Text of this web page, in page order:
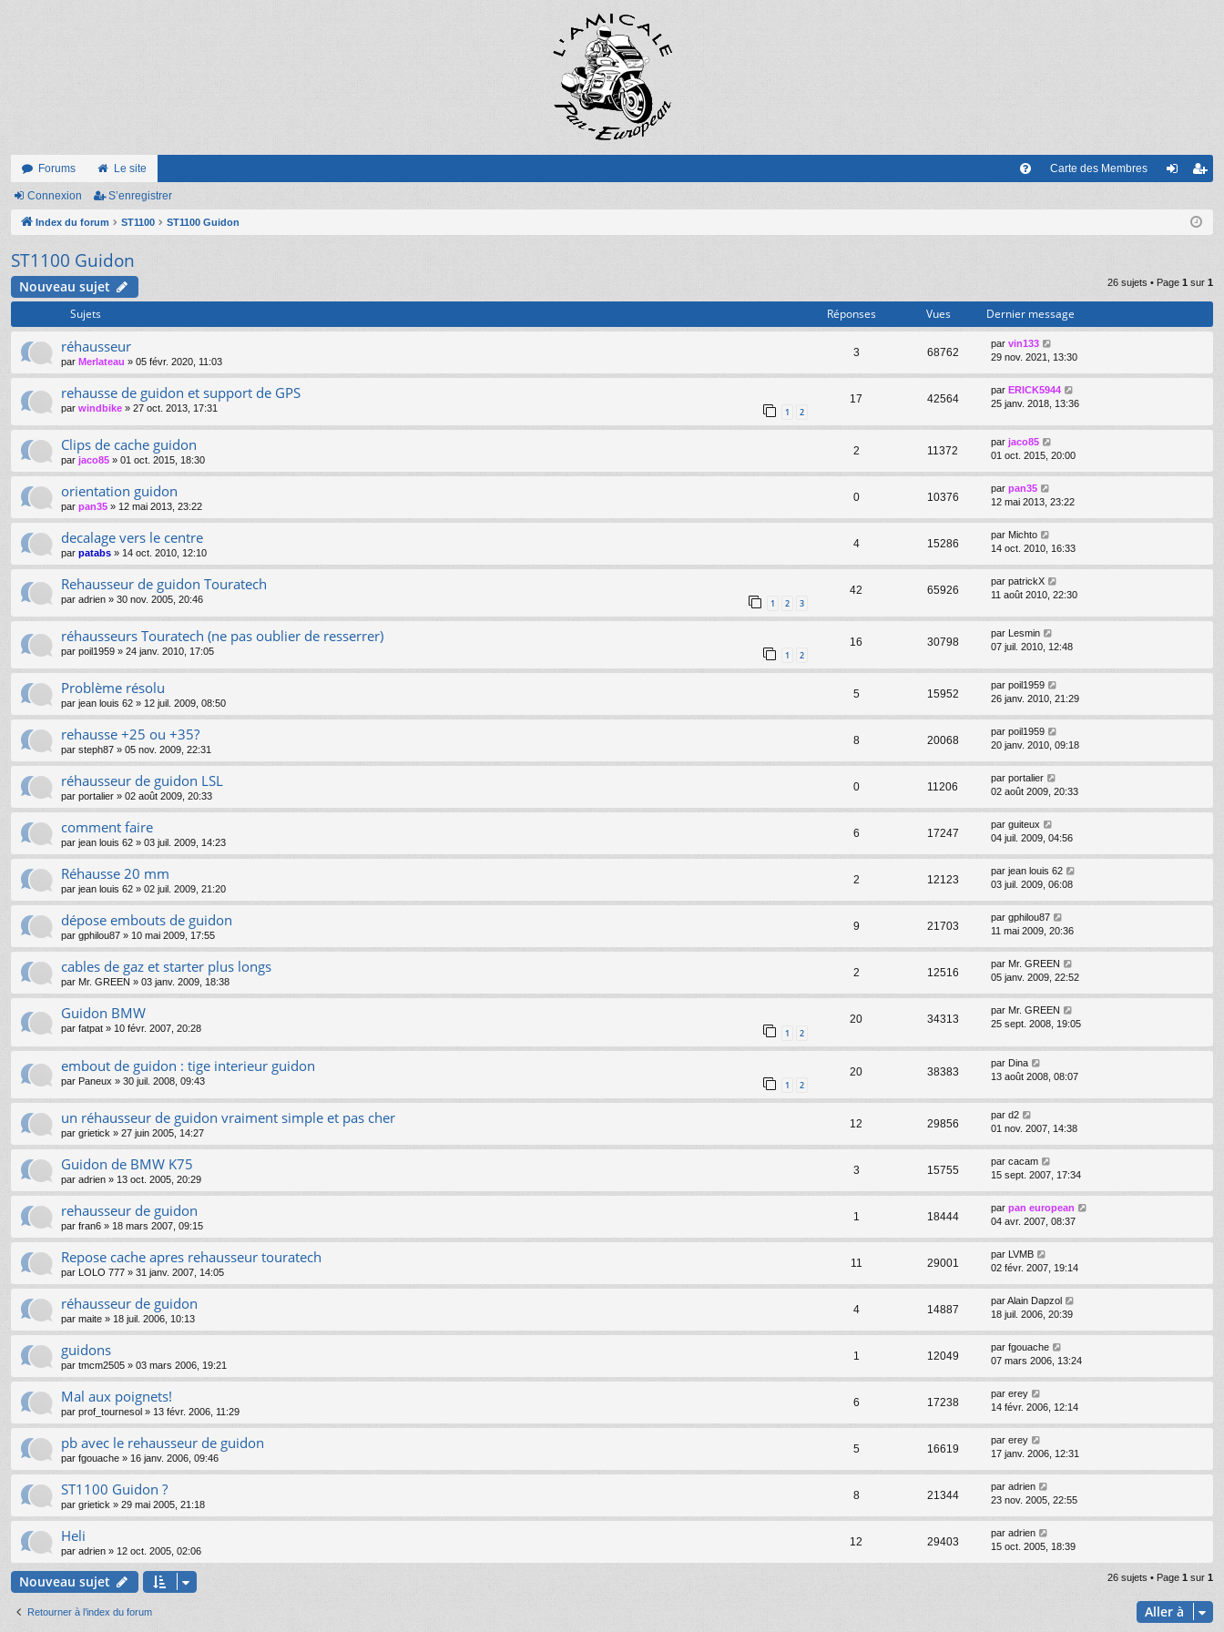
Forums Le site Carte des Membres
on
nr
ist
re
r
Connexion S’enregistrer
Index du forum ST1100 ST1100 Guidon
ST1100 Guidon
Nouveau sujet 26 sujets • Page 1 sur 1
Sujets Réponses Vues Dernier message
réhausseur
par Merlateau » 05 févr. 2020, 11:03
3 68762
par vin133
29 nov. 2021, 13:30
rehausse de guidon et support de GPS
par windbike » 27 oct. 2013, 17:31 1 2
17 42564
par ERICK5944
25 janv. 2018, 13:36
Clips de cache guidon
par jaco85 » 01 oct. 2015, 18:30
2 11372
par jaco85
01 oct. 2015, 20:00
orientation guidon
par pan35 » 12 mai 2013, 23:22
0 10376
par pan35
12 mai 2013, 23:22
decalage vers le centre
par patabs » 14 oct. 2010, 12:10
4 15286
par Michto
14 oct. 2010, 16:33
Rehausseur de guidon Touratech
par adrien » 30 nov. 2005, 20:46 1 2 3
42 65926
par patrickX
11 août 2010, 22:30
réhausseurs Touratech (ne pas oublier de resserrer)
par poil1959 » 24 janv. 2010, 17:05 1 2
16 30798
par
Lesmin
07 juil. 2010, 12:48
Problème résolu
par jean louis 62 » 12 juil. 2009, 08:50
5 15952
par poil1959
26 janv. 2010, 21:29
rehausse +25 ou +35?
par steph87 » 05 nov. 2009, 22:31
8 20068
par poil1959
20 janv. 2010, 09:18
réhausseur de guidon LSL
par portalier » 02 août 2009, 20:33
0 11206
par portalier
02 août 2009, 20:33
comment faire
par jean louis 62 » 03 juil. 2009, 14:23
6 17247
par guiteux
04 juil. 2009, 04:56
Réhausse 20 mm
par jean louis 62 » 02 juil. 2009, 21:20
2 12123
par jean louis 62
03 juil. 2009, 06:08
dépose embouts de guidon
par gphilou87 » 10 mai 2009, 17:55
9 21703
par gphilou87
11 mai 2009, 20:36
cables de gaz et starter plus longs
par Mr. GREEN » 03 janv. 2009, 18:38
2 12516
par Mr. GREEN
05 janv. 2009, 22:52
Guidon BMW
par fatpat » 10 févr. 2007, 20:28 1 2
20 34313
par Mr. GREEN
25 sept. 2008, 19:05
embout de guidon : tige interieur guidon
par Paneux » 30 juil. 2008, 09:43 1 2
20 38383
par Dina
13 août 2008, 08:07
un réhausseur de guidon vraiment simple et pas cher
par grietick » 27 juin 2005, 14:27
12 29856
par d2
01 nov. 2007, 14:38
Guidon de BMW K75
par adrien » 13 oct. 2005, 20:29
3 15755
par cacam
15 sept. 2007, 17:34
rehausseur de guidon
par fran6 » 18 mars 2007, 09:15
1 18444
par pan european
04 avr. 2007, 08:37
Repose cache apres rehausseur touratech
par LOLO 777 » 31 janv. 2007, 14:05
11 29001
par LVMB
02 févr. 2007, 19:14
réhausseur de guidon
par maite » 18 juil. 2006, 10:13
4 14887
parAlain Dapzol
18 juil. 2006, 20:39
guidons
par tmcm2505 » 03 mars 2006, 19:21
1 12049
par fgouache
07 mars 2006, 13:24
Mal aux poignets!
par prof_tournesol » 13 févr. 2006, 11:29
6 17238
par erey
14 févr. 2006, 12:14
pb avec le rehausseur de guidon
par fgouache » 16 janv. 2006, 09:46
5 16619
par erey
17 janv. 2006, 12:31
ST1100 Guidon ?
par grietick » 29 mai 2005, 21:18
8 21344
par adrien
23 nov. 2005, 22:55
Heli
par adrien » 12 oct. 2005, 02:06
12 29403
par adrien
15 oct. 2005, 18:39
Nouveau sujet 26 sujets • Page 1 sur 1
Retourner à l’index du forum Aller à